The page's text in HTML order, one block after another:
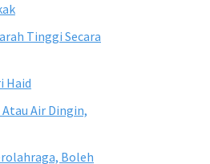
Tinggi Secara
Haid
Air Dingin,
Boleh